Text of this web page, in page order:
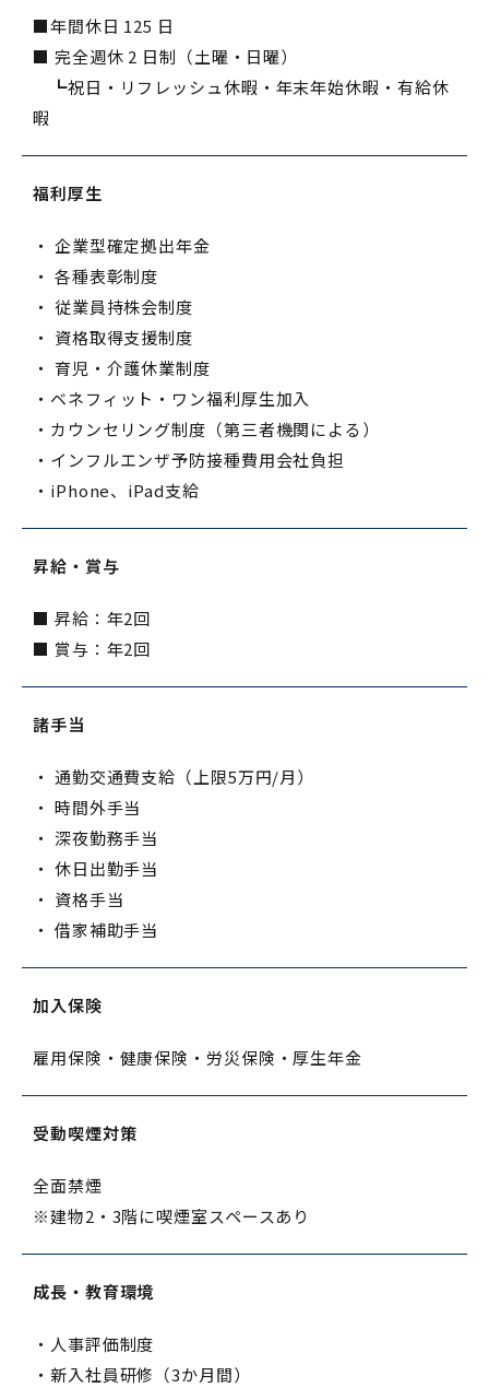
■年間休日 125 日
■ 完全週休 2 日制（土曜・日曜）
┗祝日・リフレッシュ休暇・年末年始休暇・有給休
暇
福利厚生
・ 企業型確定拠出年金
・ 各種表彰制度
・ 従業員持株会制度
・ 資格取得支援制度
・ 育児・介護休業制度
・ベネフィット・ワン福利厚生加入
・カウンセリング制度（第三者機関による）
・インフルエンザ予防接種費用会社負担
・iPhone、iPad支給
昇給・賞与
■ 昇給：年2回
■ 賞与：年2回
諸手当
・ 通勤交通費支給（上限5万円/月）
・ 時間外手当
・ 深夜勤務手当
・ 休日出勤手当
・ 資格手当
・ 借家補助手当
加入保険
雇用保険・健康保険・労災保険・厚生年金
受動喫煙対策
全面禁煙
※建物2・3階に喫煙室スペースあり
成長・教育環境
・人事評価制度
・新入社員研修（3か月間）